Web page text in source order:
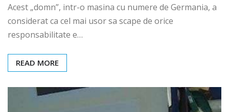
Acest „domn”, intr-o masina cu numere de Germania, a
considerat ca cel mai usor sa scape de orice
responsabilitate e…
READ MORE